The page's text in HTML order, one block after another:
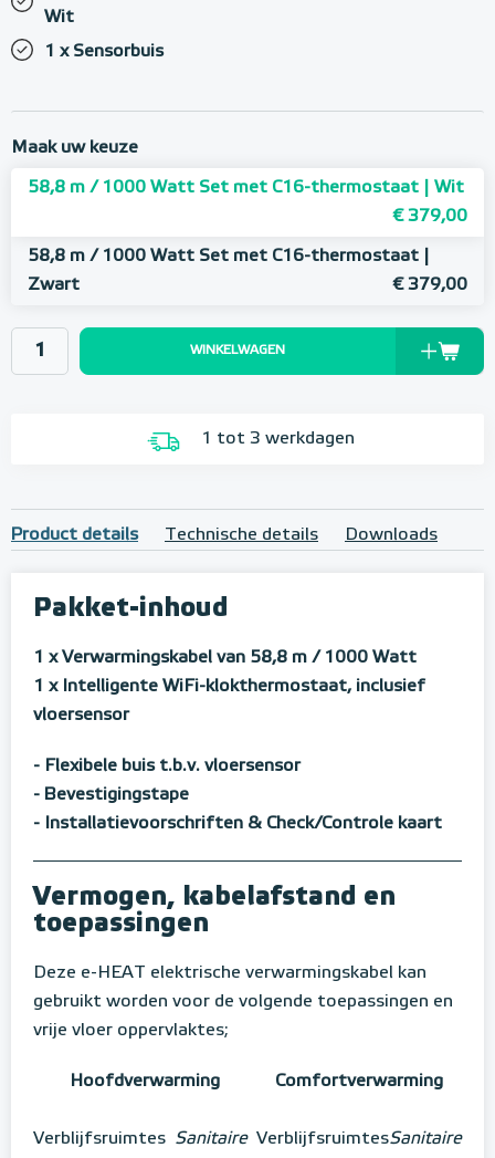
Wit
1 x Sensorbuis
Maak uw keuze
58,8 m / 1000 Watt Set met C16-thermostaat | Wit
€ 379,00
58,8 m / 1000 Watt Set met C16-thermostaat |
Zwart
€ 379,00
WINKELWAGEN
1 tot 3 werkdagen
Product details Technische details Downloads
Pakket-inhoud
1 x Verwarmingskabel van 58,8 m / 1000 Watt
1 x Intelligente WiFi-klokthermostaat, inclusief
vloersensor
- Flexibele buis t.b.v. vloersensor
- Bevestigingstape
- Installatievoorschriften & Check/Controle kaart
Vermogen, kabelafstand en
toepassingen
Deze e-HEAT elektrische verwarmingskabel kan
gebruikt worden voor de volgende toepassingen en
vrije vloer oppervlaktes;
Hoofdverwarming Comfortverwarming
Verblijfsruimtes Sanitaire VerblijfsruimtesSanitaire